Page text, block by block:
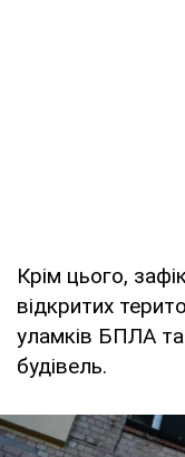
Крім цього,
відкритих
уламків БПЛА
будівель.